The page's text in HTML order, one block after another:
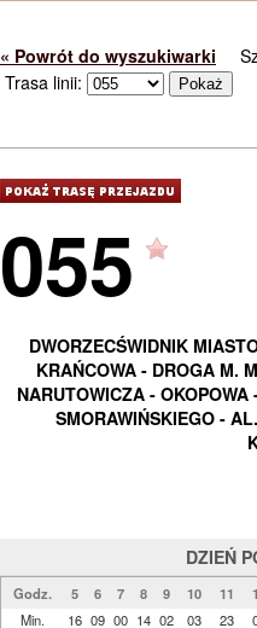
« Powrót do wyszukiwarki
Trasa linii:
055
DWORZECŚWIDNIK
KRAŃCOWA - DROGA M.
NARUTOWICZA -
SMORAWIŃSKIEGO -
DZIEŃ
Godz. 5 6 7 8 9 10 11
Min.
16 09 00 14 02
03
23